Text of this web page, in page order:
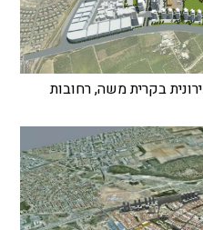
בקרית משה, רחובות